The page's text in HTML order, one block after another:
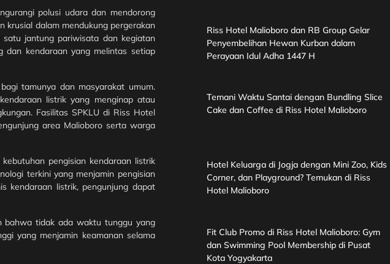
polusi udara dan mendorong
krusial dalam mendukung pergerakan
jantung pariwisata dan kegiatan
dan kendaraan yang melintas setiap
tamunya dan masyarakat umum.
listrik yang menginap atau
Fasilitas SPKLU di Riss Hotel
area Malioboro serta warga
pengisian kendaraan listrik
terkini yang menjamin pengisian
kendaraan listrik, pengunjung dapat
bahwa tidak ada waktu tunggu yang
yang menjamin keamanan selama
Riss Hotel Malioboro dan RB Group Gelar
Penyembelihan Hewan Kurban dalam
Perayaan Idul Adha 1447 H
Temani Waktu Santai dengan Bundling Slice
Cake dan Coffee di Riss Hotel Malioboro
Hotel Keluarga di Jogja dengan Mini Zoo, Kids
Corner, dan Playground? Temukan di Riss
Hotel Malioboro
Fit Club Promo di Riss Hotel Malioboro: Gym
dan Swimming Pool Membership di Pusat
Kota Yogyakarta